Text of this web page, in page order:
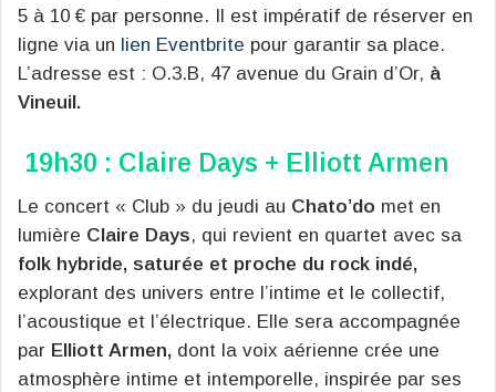
5 à 10 € par personne. Il est impératif de réserver en
ligne via un lien Eventbrite pour garantir sa place.
L’adresse est : O.3.B, 47 avenue du Grain d’Or, à
Vineuil.
19h30 : Claire Days + Elliott Armen
Le concert « Club » du jeudi au Chato’do met en
lumière Claire Days, qui revient en quartet avec sa
folk hybride, saturée et proche du rock indé,
explorant des univers entre l’intime et le collectif,
l’acoustique et l’électrique. Elle sera accompagnée
par Elliott Armen, dont la voix aérienne crée une
atmosphère intime et intemporelle, inspirée par ses